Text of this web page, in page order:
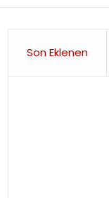
Son Eklenen